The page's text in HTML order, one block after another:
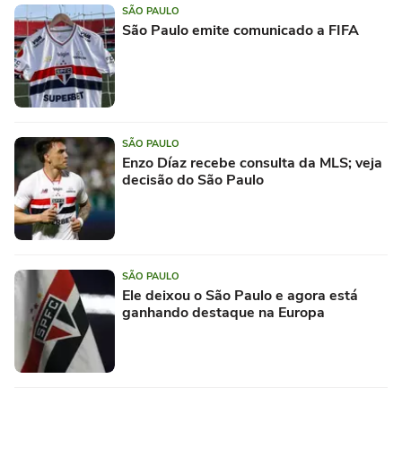
SÃO PAULO
São Paulo emite comunicado a FIFA
SÃO PAULO
Enzo Díaz recebe consulta da MLS; veja
decisão do São Paulo
SÃO PAULO
Ele deixou o São Paulo e agora está
ganhando destaque na Europa